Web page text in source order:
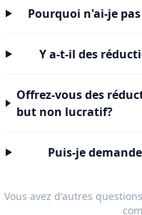
Pourquoi n'ai-je
Y a-t-il des
Offrez-vous des
but non lucratif?
Puis-je
Vous avez d'autres